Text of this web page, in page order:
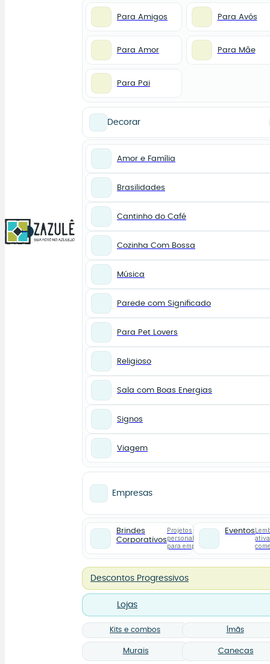
0
Para Amigos Para Avós
Para Amor Para Mãe
Para Pai
Decorar
Amor e Família
Brasilidades
Cantinho do Café
Cozinha Com Bossa
Música
Parede com Significado
Para Pet Lovers
Religioso
Sala com Boas Energias
Signos
Viagem
Empresas
Brindes
Corporativos
Projetos
personalizados
para empresas
Eventos
Descontos Progressivos
Lojas
Kits e combos Ímãs
Murais Canecas